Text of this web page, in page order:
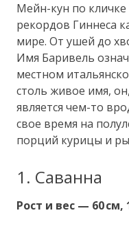
Мейн-кун по кличке
рекордов Гиннеса
мире. От ушей до
Имя Баривель
местном
столь живое имя,
является чем-то
свое время на
порций курицы и
1. Саванна
Рост и вес — 60 см,